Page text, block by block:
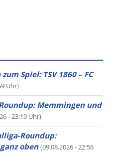
Spiel: TSV 1860 – FC
Uhr)
Memmingen und
- 23:19 Uhr)
Roundup:
oben (09.08.2026 - 22:56